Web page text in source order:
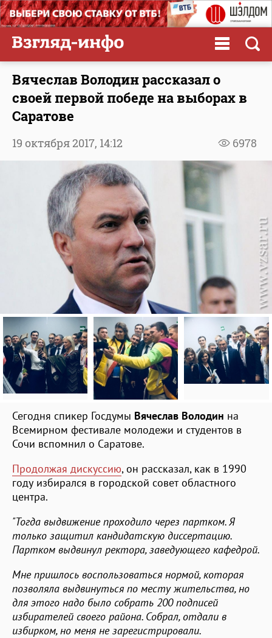
Вячеслав Володин рассказал о
своей первой победе на выборах в
Саратове
6978
19 октября 2017, 14:12
Сегодня спикер Госдумы Вячеслав Володин на
Всемирном фестивале молодежи и студентов в
Сочи вспомнил о Саратове.
Продолжая дискуссию, он рассказал, как в 1990
году избирался в городской совет областного
центра.
"Тогда выдвижение проходило через партком. Я
только защитил кандидатскую диссертацию.
Партком выдвинул ректора, заведующего кафедрой.
Мне пришлось воспользоваться нормой, которая
позволяла выдвинуться по месту жительства, но
для этого надо было собрать 200 подписей
избирателей своего района. Собрал, отдали в
избирком, но меня не зарегистрировали.